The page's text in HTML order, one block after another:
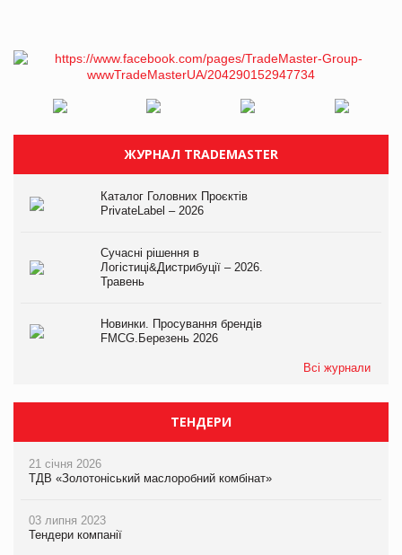
ЖУРНАЛ TRADEMASTER
Каталог Головних Проєктів
PrivateLabel – 2026
Сучасні рішення в
Логістиці&Дистрибуції – 2026.
Травень
Новинки. Просування брендів
FMCG.Березень 2026
Всі журнали
ТЕНДЕРИ
21 січня 2026
ТДВ «Золотоніський маслоробний комбінат»
03 липня 2023
Тендери компанії